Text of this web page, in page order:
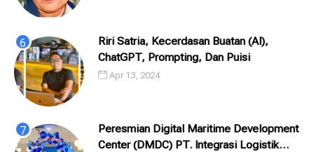
Riri Satria, Kecerdasan Buatan (AI),
ChatGPT, Prompting, Dan Puisi
Apr 13, 2024
Peresmian Digital Maritime Development
Center (DMDC) PT. Integrasi Logistik